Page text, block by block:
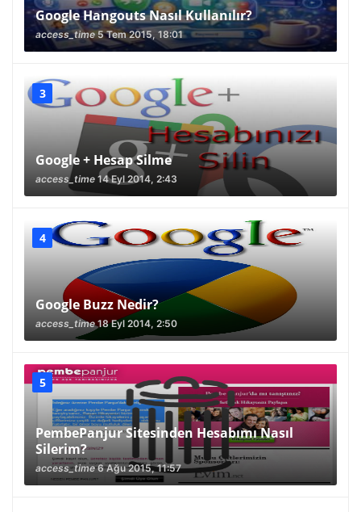
Google Hangouts Nasıl Kullanılır?
access_time 5 Tem 2015, 18:01
Google + Hesap Silme
access_time 14 Eyl 2014, 2:43
Google Buzz Nedir?
access_time18 Eyl 2014, 2:50
PembePanjur Sitesinden Hesabımı Nasıl
Silerim?
access_time6 Ağu 2015, 11:57